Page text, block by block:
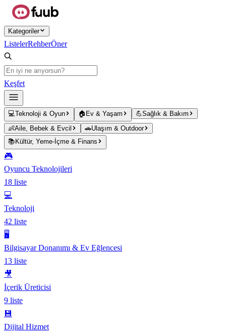
Ana içeriğe atla
Kategoriler
ListelerRehberÖner
Keşfet
💻Teknoloji & Oyun 🏠 Ev & Yaşam 💪Sağlık & Bakım
👶Aile, Bebek & Evcil 🚗Ulaşım & Outdoor
📚 Kültür, Yeme-İçme & Finans
🎮
Oyuncu Teknolojileri
18 liste
💻
Teknoloji
42 liste
🖥️
Bilgisayar Donanımı & Ev Eğlencesi
13 liste
🎥
İçerik Üreticisi
9 liste
💾
Dijital Hizmet